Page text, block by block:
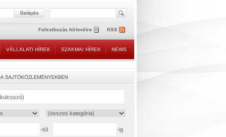
VÁLLALATI HÍREK SZAKMAI HÍREK NEWS
-tól -ig